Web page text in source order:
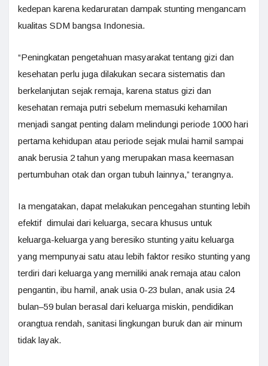
kedepan karena kedaruratan dampak stunting mengancam
kualitas SDM bangsa Indonesia.
“Peningkatan pengetahuan masyarakat tentang gizi dan
kesehatan perlu juga dilakukan secara sistematis dan
berkelanjutan sejak remaja, karena status gizi dan
kesehatan remaja putri sebelum memasuki kehamilan
menjadi sangat penting dalam melindungi periode 1000 hari
pertama kehidupan atau periode sejak mulai hamil sampai
anak berusia 2 tahun yang merupakan masa keemasan
pertumbuhan otak dan organ tubuh lainnya,” terangnya.
Ia mengatakan, dapat melakukan pencegahan stunting lebih
efektif dimulai dari keluarga, secara khusus untuk
keluarga-keluarga yang beresiko stunting yaitu keluarga
yang mempunyai satu atau lebih faktor resiko stunting yang
terdiri dari keluarga yang memiliki anak remaja atau calon
pengantin, ibu hamil, anak usia 0-23 bulan, anak usia 24
bulan–59 bulan berasal dari keluarga miskin, pendidikan
orangtua rendah, sanitasi lingkungan buruk dan air minum
tidak layak.